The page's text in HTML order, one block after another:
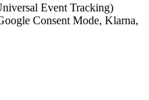
Event Tracking)
Consent Mode, Klarna,